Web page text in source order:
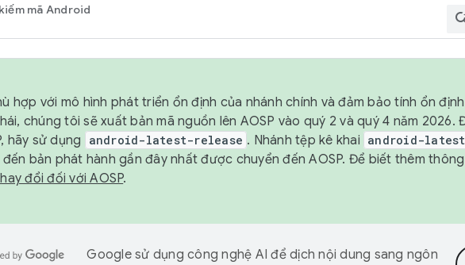
mã Android
hợp với mô hình phát triển ổn định của nhánh chính và đảm bảo tính ổn
chúng tôi sẽ xuất bản mã nguồn lên AOSP vào quý 2 và quý 4 năm
hãy sử dụng
android-latest-release . Nhánh tệp kê khai android-
đến bản phát hành gần đây nhất được chuyển đến AOSP. Để biết thêm
đổi đối với AOSP.
Google sử dụng công nghệ AI để dịch nội dung sang ngôn